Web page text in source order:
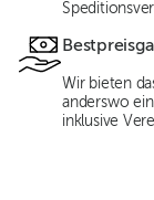
Wir bieten
anderswo
inklusive